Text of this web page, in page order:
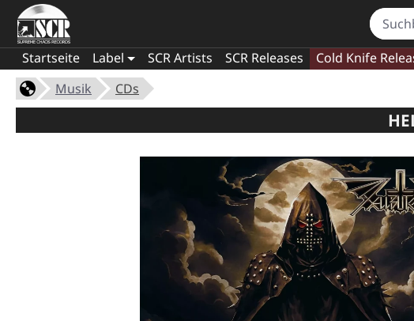
Startseite Label SCR Artists SCR Releases Cold Knife
Musik
CDs